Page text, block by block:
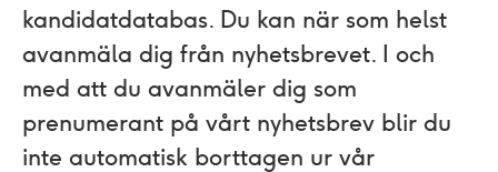
kandidatdatabas. Du kan när som helst
avanmäla dig från nyhetsbrevet. I och
med att du avanmäler dig som
prenumerant på vårt nyhetsbrev blir du
inte automatisk borttagen ur vår